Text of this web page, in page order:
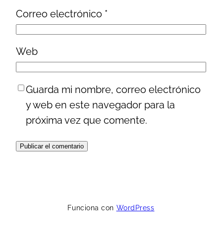
Correo electrónico *
Web
Guarda mi nombre, correo electrónico
y web en este navegador para la
próxima vez que comente.
Funciona con WordPress